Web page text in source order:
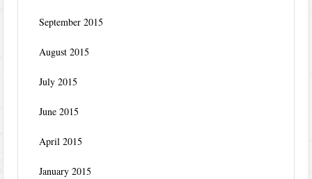
September 2015
August 2015
July 2015
June 2015
April 2015
January 2015